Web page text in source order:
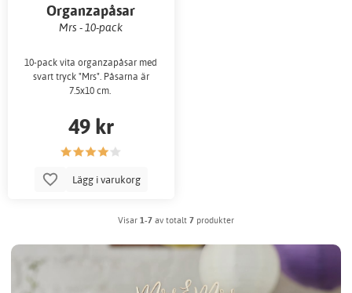
Organzapåsar
Mrs - 10-pack
10-pack vita organzapåsar med
svart tryck "Mrs". Påsarna är
7.5x10 cm.
49 kr
Lägg i varukorg
Visar 1-7 av totalt 7 produkter